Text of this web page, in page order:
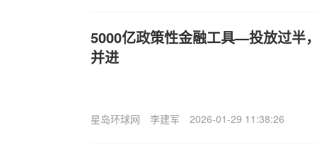
5000亿政策性金融工具—投放过半
并进
星岛环球网 李建军 2026-01-29 11:38:26